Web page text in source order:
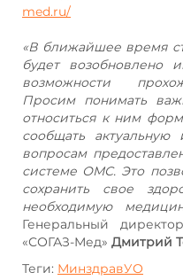
med.ru/
«В ближайшее время
будет возобновлено
возможности
Просим понимать
относиться к ним
сообщать
вопросам
системе ОМС. Это
сохранить свое
необходимую
Генеральный
«СОГАЗ-Мед» Дмитрий
Теги: МинздравУО